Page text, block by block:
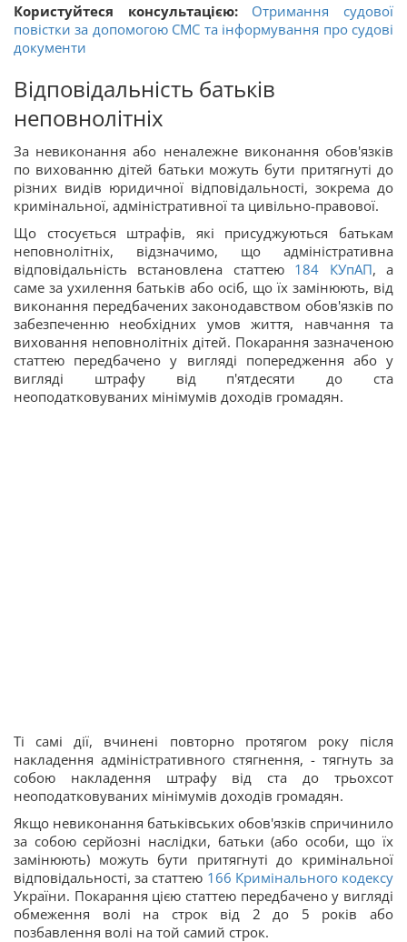
Користуйтеся консультацією: Отримання судової
повістки за допомогою СМС та інформування про судові
документи
Відповідальність батьків
неповнолітніх
За невиконання або неналежне виконання обов'язків
по вихованню дітей батьки можуть бути притягнуті до
різних видів юридичної відповідальності, зокрема до
кримінальної, адміністративної та цивільно-правової.
Що стосується штрафів, які присуджуються батькам
неповнолітніх, відзначимо, що адміністративна
відповідальність встановлена ​​статтею184 КУпАП, а
саме за ухилення батьків або осіб, що їх замінюють, від
виконання передбачених законодавством обов'язків по
забезпеченню необхідних умов життя, навчання та
виховання неповнолітніх дітей. Покарання зазначеною
статтею передбачено у вигляді попередження або у
вигляді штрафу від п'ятдесяти до ста
неоподатковуваних мінімумів доходів громадян.
Ті самі дії, вчинені повторно протягом року після
накладення адміністративного стягнення, - тягнуть за
собою накладення штрафу від ста до трьохсот
неоподатковуваних мінімумів доходів громадян.
Якщо невиконання батьківських обов'язків спричинило
за собою серйозні наслідки, батьки (або особи, що їх
замінюють) можуть бути притягнуті до кримінальної
відповідальності, за статтею 166 Кримінального кодексу
України. Покарання цією статтею передбачено у вигляді
обмеження волі на строк від 2 до 5 років або
позбавлення волі на той самий строк.